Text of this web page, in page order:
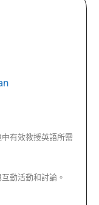
有效教授英語所需
動活動和討論。